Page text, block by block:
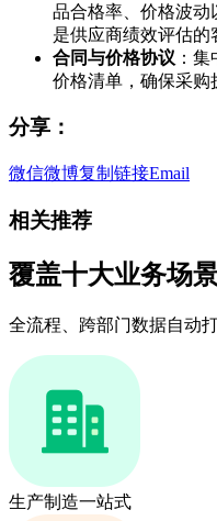
品合格率、价格波动
是供应商绩效评估的
合同与价格协议 ：
价格清单，确保采购
分享：
微信微博复制链接Email
相关推荐
覆盖十大业务场
全流程、跨部门数据自动
生产制造一站式